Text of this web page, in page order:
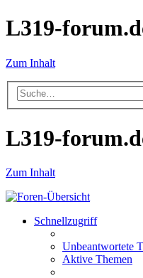
L319-
Zum Inhalt
L319-
Zum Inhalt
Schnellzugriff
Unbeantwortete
Aktive Themen